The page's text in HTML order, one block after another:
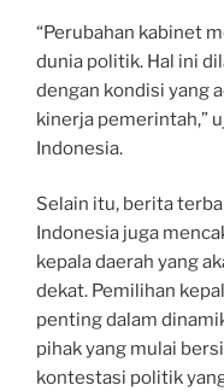
“Perubahan kabinet
dunia politik. Hal ini
dengan kondisi yang
kinerja pemerintah,”
Indonesia.
Selain itu, berita
Indonesia juga
kepala daerah yang
dekat. Pemilihan
penting dalam
pihak yang mulai
kontestasi politik